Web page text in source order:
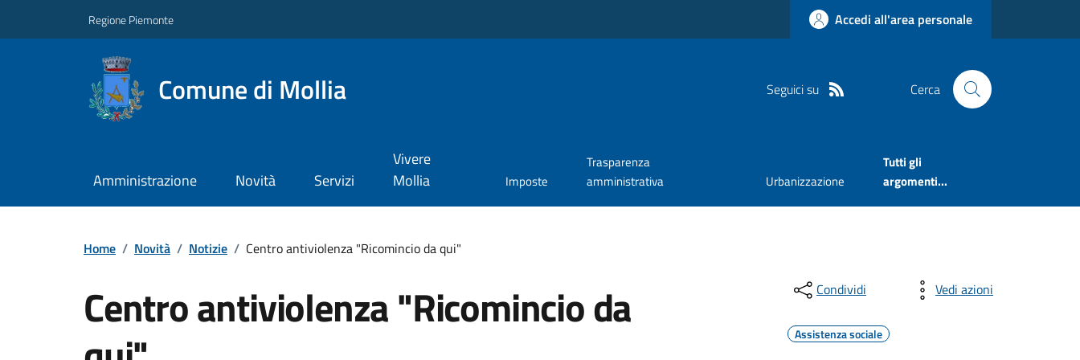
Regione Piemonte Accedi all'area personale
Comune di Mollia Seguici su Cerca
Amministrazione Novità Servizi
Vivere
Mollia
Imposte
Trasparenza
amministrativa
Urbanizzazione
Tutti gli
argomenti...
Home / Novità / Notizie / Centro antiviolenza "Ricomincio da qui"
Centro antiviolenza "Ricomincio da
Condividi Vedi azioni
Assistenza sociale